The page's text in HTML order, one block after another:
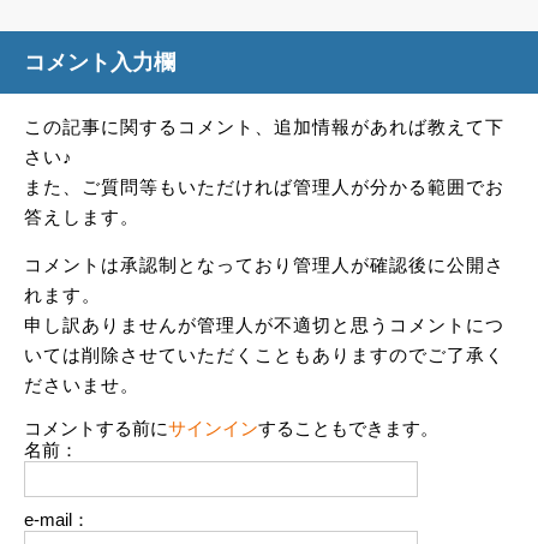
コメント入力欄
この記事に関するコメント、追加情報があれば教えて下
さい♪
また、ご質問等もいただければ管理人が分かる範囲でお
答えします。
コメントは承認制となっており管理人が確認後に公開さ
れます。
申し訳ありませんが管理人が不適切と思うコメントにつ
いては削除させていただくこともありますのでご了承く
ださいませ。
コメントする前にサインインすることもできます。
名前：
e-mail：